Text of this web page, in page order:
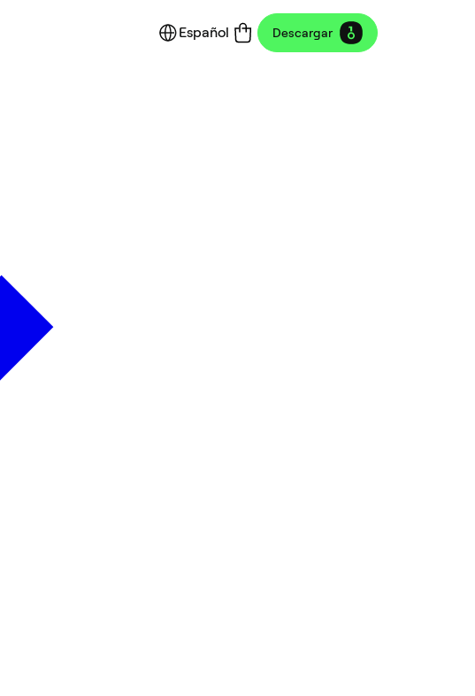
Español Descargar